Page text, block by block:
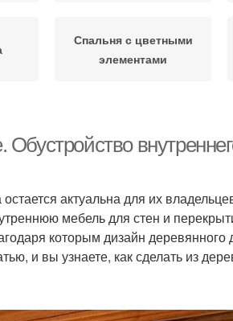
Спальня с цветными
элементами
актуальна для их
мебель для стен и
которым дизайн деревянного
и вы узнаете, как сделать из